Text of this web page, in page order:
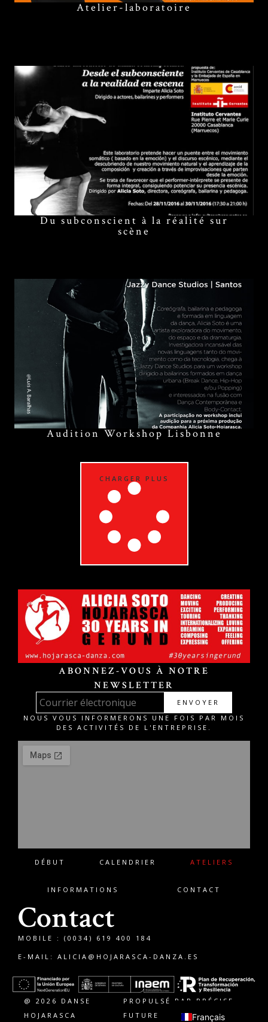
Atelier-laboratoire
Du subconscient à la réalité sur
scène
Audition Workshop Lisbonne
CHARGER PLUS
ABONNEZ-VOUS À NOTRE
NEWSLETTER
ENVOYER
NOUS VOUS INFORMERONS UNE FOIS PAR MOIS
DES ACTIVITÉS DE L'ENTREPRISE.
DÉBUT CALENDRIER ATELIERS
INFORMATIONS CONTACT
Contact
MOBILE : (0034) 619 400 184
E-MAIL: ALICIA@HOJARASCA-DANZA.ES
@ 2026 DANSE
HOJARASCA
PROPULSÉ PAR PRÉCISE
FUTURE
Français
Español
English